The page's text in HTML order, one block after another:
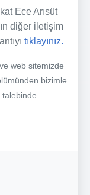
Ece Arısüt
diğer iletişim
tıklayınız.
web sitemizde
bizimle
talebinde